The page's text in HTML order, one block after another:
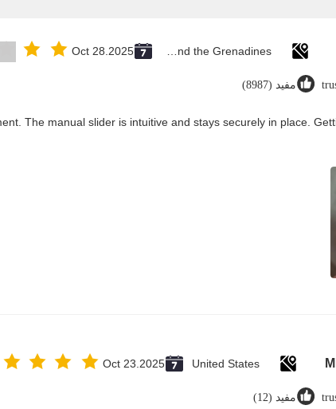
Oct 28.2025
مفید (8987)
The manual slider is intuitive and stays securely in place.
United States
Oct 23.2025
مفید (12)